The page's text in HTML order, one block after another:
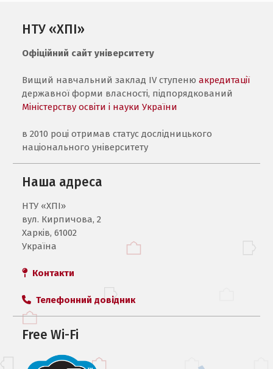
НТУ «ХПІ»
Офіційний сайт університету
Вищий навчальний заклад IV ступенюакредитації
державної форми власності, підпорядкований
Міністерству освіти і науки України
в 2010 році отримав статус дослідницького
національного університету
Наша адреса
НТУ «ХПI»
вул. Кирпичова, 2
Харків, 61002
Україна
Контакти
Телефонний довідник
Free Wi-Fi